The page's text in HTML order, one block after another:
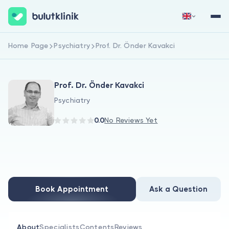
For Doctors
Sign Up Now Sign In
Home Page Psychiatry Prof. Dr. Önder Kavakci
Prof. Dr. Önder Kavakci
Psychiatry
0.0No Reviews Yet
Book Appointment Ask a Question
AboutSpecialistsContentsReviews